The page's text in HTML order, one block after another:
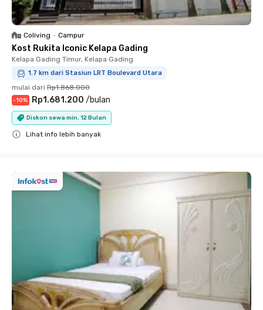
Coliving • Campur
Kost Rukita Iconic Kelapa Gading
Kelapa Gading Timur, Kelapa Gading
1.7 km dari Stasiun LRT Boulevard Utara
mulai dari Rp1.868.000
-10% Rp1.681.200 /bulan
Diskon sewa min. 12 Bulan
Lihat info lebih banyak